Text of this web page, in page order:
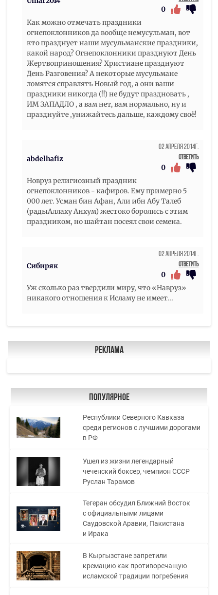
0
Как можно отмечать праздники
огнепоклонников да вообще немусульман, вот
кто празднует наши мусульманские праздники,
какой народ? Огнепоклонники празднуют День
Жертвоприношения? Христиане празднуют
День Разговения? А некоторые мусульмане
ломятся справлять Новый год, а они ваши
праздники никогда (!!) не будут праздновать ,
ИМ ЗАПАДЛО , а вам нет, вам нормально, ну и
празднуйте ,унижайтесь дальше, каждому своё!
abdelhafiz
02 Апреля 2014г.
Ответить
0
Новруз религиозный праздник
огнепоклонников - кафиров. Ему примерно 5
000 лет. Усман бин Афан, Али ибн Абу Талеб
(радыАллаху Анхум) жестоко боролись с этим
праздником, но шайтан посеял свои семена.
Сибиряк
02 Апреля 2014г.
Ответить
0
Уж сколько раз твердили миру, что «Навруз»
никакого отношения к Исламу не имеет...
Реклама
Популярное
Республики Северного Кавказа
среди регионов с лучшими дорогами
в РФ
Ушел из жизни легендарный
чеченский боксер, чемпион СССР
Руслан Тарамов
Тегеран обсудил Ближний Восток
с официальными лицами
Саудовской Аравии, Пакистана
и Ирака
В Кыргызстане запретили
кремацию как противоречащую
исламской традиции погребения